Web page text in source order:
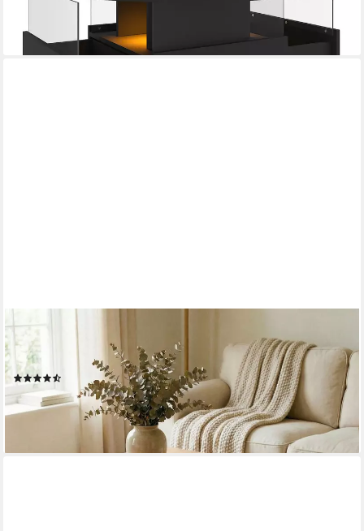
IDIMEX
Truhentisch TEQUILA, Mexico Truhe mit Deckel & 5
Schubkästen, Kiefer Massivholz weiß/braun
249,95 €
lieferbar - in 2-3 Werktagen bei dir